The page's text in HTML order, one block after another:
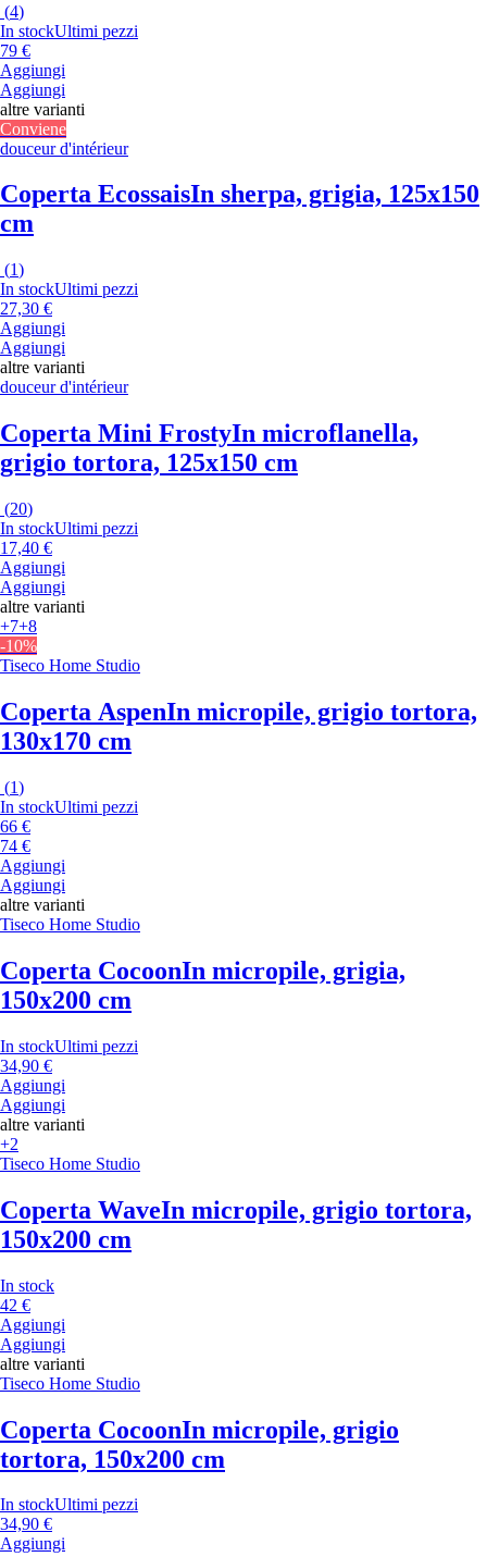
(4)
In stockUltimi pezzi
79 €
Aggiungi
Aggiungi
altre varianti
Conviene
douceur d'intérieur
Coperta EcossaisIn sherpa, grigia, 125x150
cm
(1)
In stockUltimi pezzi
27,30 €
Aggiungi
Aggiungi
altre varianti
douceur d'intérieur
Coperta Mini FrostyIn microflanella,
grigio tortora, 125x150 cm
(20)
In stockUltimi pezzi
17,40 €
Aggiungi
Aggiungi
altre varianti
+7+8
-10%
Tiseco Home Studio
Coperta AspenIn micropile, grigio tortora,
130x170 cm
(1)
In stockUltimi pezzi
66 €
74 €
Aggiungi
Aggiungi
altre varianti
Tiseco Home Studio
Coperta CocoonIn micropile, grigia,
150x200 cm
In stockUltimi pezzi
34,90 €
Aggiungi
Aggiungi
altre varianti
+2
Tiseco Home Studio
Coperta WaveIn micropile, grigio tortora,
150x200 cm
In stock
42 €
Aggiungi
Aggiungi
altre varianti
Tiseco Home Studio
Coperta CocoonIn micropile, grigio
tortora, 150x200 cm
In stockUltimi pezzi
34,90 €
Aggiungi